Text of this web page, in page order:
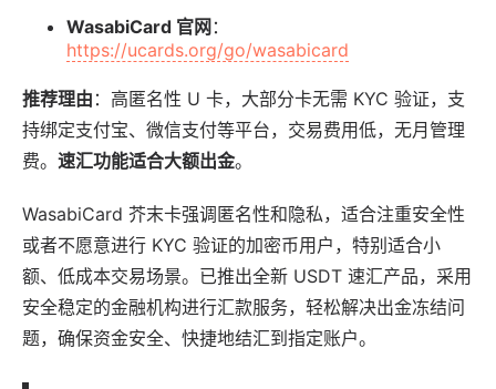
WasabiCard 官网 ：
https://ucards.org/go/wasabicard
推荐理由 ：高匿名性 U 卡，大部分卡无需 KYC 验证，支
持绑定支付宝、微信支付等平台，交易费用低，无月管理
费。 速汇功能适合大额出金。
WasabiCard 芥末卡强调匿名性和隐私，适合注重安全性
或者不愿意进行 KYC 验证的加密币用户，特别适合小
额、低成本交易场景。已推出全新 USDT 速汇产品，采用
安全稳定的金融机构进行汇款服务，轻松解决出金冻结问
题，确保资金安全、快捷地结汇到指定账户。